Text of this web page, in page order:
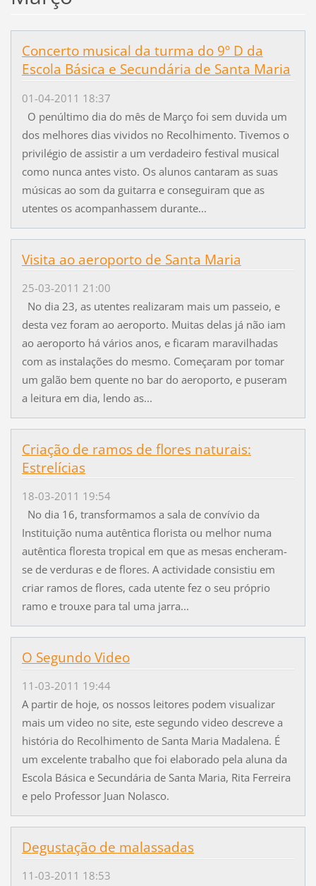
Concerto musical da turma do 9º D da
Escola Básica e Secundária de Santa Maria
01-04-2011 18:37
O penúltimo dia do mês de Março foi sem duvida um
dos melhores dias vividos no Recolhimento. Tivemos o
privilégio de assistir a um verdadeiro festival musical
como nunca antes visto. Os alunos cantaram as suas
músicas ao som da guitarra e conseguiram que as
utentes os acompanhassem durante...
Visita ao aeroporto de Santa Maria
25-03-2011 21:00
No dia 23, as utentes realizaram mais um passeio, e
desta vez foram ao aeroporto. Muitas delas já não iam
ao aeroporto há vários anos, e ficaram maravilhadas
com as instalações do mesmo. Começaram por tomar
um galão bem quente no bar do aeroporto, e puseram
a leitura em dia, lendo as...
Criação de ramos de flores naturais:
Estrelícias
18-03-2011 19:54
No dia 16, transformamos a sala de convívio da
Instituição numa autêntica florista ou melhor numa
autêntica floresta tropical em que as mesas encheram-
se de verduras e de flores. A actividade consistiu em
criar ramos de flores, cada utente fez o seu próprio
ramo e trouxe para tal uma jarra...
O Segundo Video
11-03-2011 19:44
A partir de hoje, os nossos leitores podem visualizar
mais um video no site, este segundo video descreve a
história do Recolhimento de Santa Maria Madalena. É
um excelente trabalho que foi elaborado pela aluna da
Escola Básica e Secundária de Santa Maria, Rita Ferreira
e pelo Professor Juan Nolasco.
Degustação de malassadas
11-03-2011 18:53